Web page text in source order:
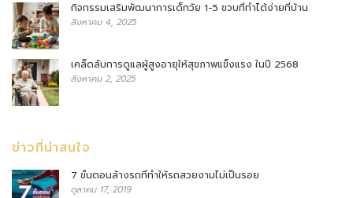
กิจกรรมเสริมพัฒนาการเด็กวัย 1-5 ขวบที่ทำได้ง่ายที่บ้าน
สิงหาคม 4, 2025
เคล็ดลับการดูแลผู้สูงอายุให้สุขภาพแข็งแรง ในปี 2568
สิงหาคม 2, 2025
ข่าวที่น่าสนใจ
7 ขั้นตอนล้างรถที่ทำให้รถสวยงามไม่เป็นรอย
ตุลาคม 17, 2019